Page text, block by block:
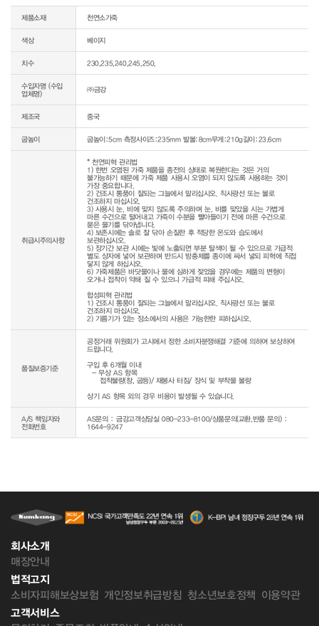
제품소재 천연소가죽
색상 베이지
치수 230,235,240,245,250,
수입자명 (수입
업체명)
㈜금강
제조국 중국
굽높이 굽높이:5cm 측정사이즈:235mm 발볼:8cm무게:210g길이:23.6cm
취급시주의사항
* 천연피혁 관리법
1) 한번 오염된 가죽 제품을 종전의 상태로 복원한다는 것은 거의
불가능하기 때문에 가죽 제품 사용시 오염이 되지 않도록 사용하는 것이
가장 중요합니다.
2) 건조시 통풍이 잘되는 그늘에서 말리십시오. 직사광선 또는 불로
건조하지 마십시오.
3) 사용시 눈, 비에 맞지 않도록 주의하며 눈, 비를 맞았을 시는 가볍게
마른 수건으로 털어내고 가죽이 수분을 빨아들이기 전에 마른 수건으로
묻은 물기를 닦아냅니다.
4) 보존시에는 솔로 잘 닦아 손질한 후 적당한 온도와 습도에서
보관하십시오.
5) 장기간 보관 시에는 빛에 노출되면 부분 탈색이 될 수 있으므로 가급적
별도 상자에 넣어 보관하며 반드시 방충제를 종이에 싸서 넣되 피혁에 직접
닿지 않게 하십시오.
6) 가죽제품은 바닷물이나 물에 심하게 젖었을 경우에는 제품의 변형이
오거나 접착이 약해 질 수 있으니 가급적 피해 주십시오.
합성피혁 관리법
1) 건조시 통풍이 잘되는 그늘에서 말리십시오. 직사광선 또는 불로
건조하지 마십시오.
2) 기름기가 있는 장소에서의 사용은 가능한한 피하십시오.
품질보증기준
공정거래 위원회가 고시에서 정한 소비자분쟁해결 기준에 의하여 보상하여
드립니다.
구입 후 6개월 이내
  - 무상 AS 항목
상기 AS 항목 외의 경우 비용이 발생될 수 있습니다.
A/S 책임자와
전화번호
AS문의 : 금강고객상담실 080-233-8100/상품문의(교환,반품 문의) :
1644-9247
회사소개
매장안내
법적고지
소비자피해보상보험 개인정보취급방침 청소년보호정책 이용약관
고객서비스